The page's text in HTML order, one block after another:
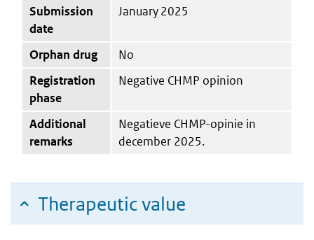
Submission
date
January 2025
Orphan drug
No
Registration
phase
Negative CHMP opinion
Additional
remarks
Negatieve CHMP-opinie in
december 2025.
Therapeutic value